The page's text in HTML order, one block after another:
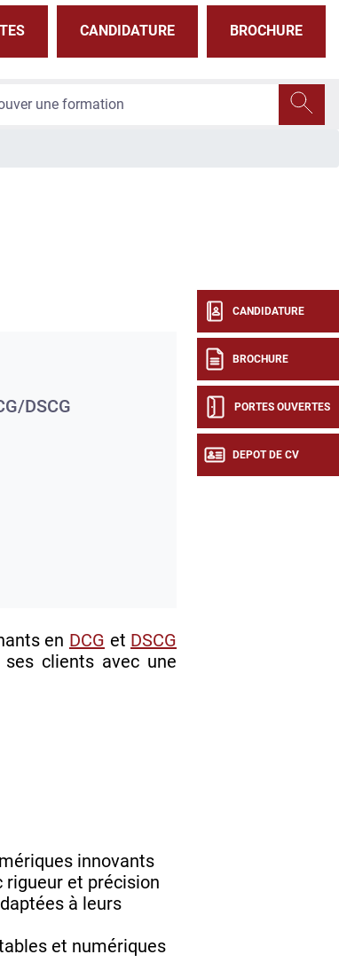
CANDIDATURE BROCHURE
CANDIDATURE
BROCHURE
PORTES OUVERTES
DEPOT DE CV
DSCG
en DCG et DSCG
clients avec une
innovants
et précision
à leurs
et numériques